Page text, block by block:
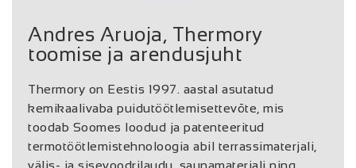
Andres Aruoja, Thermory
toomise ja arendusjuht
Thermory on Eestis 1997. aastal asutatud
kemikaalivaba puidutöötlemisettevõte, mis
toodab Soomes loodud ja patenteeritud
termotöötlemistehnoloogia abil terrassimaterjali,